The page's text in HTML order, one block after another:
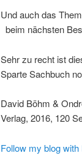
Und auch das
beim nächsten
Sehr zu recht ist
Sparte Sachbuch
David Böhm &
Verlag, 2016, 120
Follow my blog with